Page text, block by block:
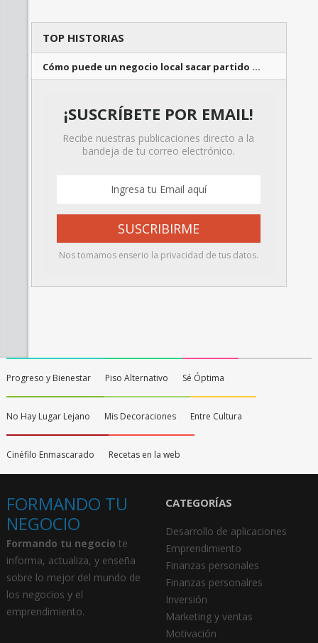
TOP HISTORIAS
Cómo puede un negocio local sacar partido …
¡SUSCRÍBETE POR EMAIL!
Recibe nuestras publicaciones directo a la
bandeja de tu correo electrónico.
Nos tomamos enserio la privacidad de tus datos.
Progreso y Bienestar Piso Alternativo Sé Óptima
No Hay Lugar Lejano Mis Decoraciones Entre Cultura
Cinéfilo Enmascarado Recetas en la web
FORMANDO TU
NEGOCIO
Formando tu negocio te
informa, actualiza, y enseña
sobre lo mejor del mundo de
los negocios y el
emprendimiento.
CATEGORÍAS
Desarrollo de aplicaciones
Emprendimiento
Finanzas personales
Finanzas personalres
Inversión
Marketing y ventas
Motivación